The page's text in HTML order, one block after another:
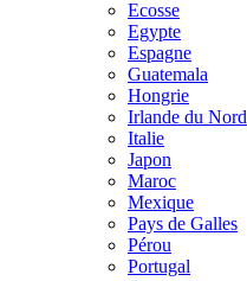
Ecosse
Egypte
Espagne
Guatemala
Hongrie
Irlande du Nord
Italie
Japon
Maroc
Mexique
Pays de Galles
Pérou
Portugal